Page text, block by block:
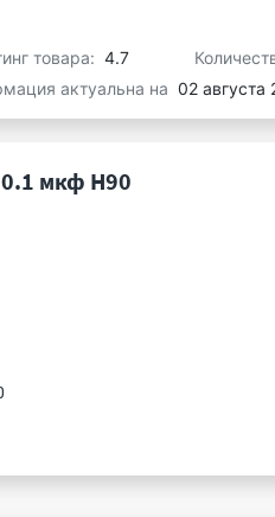
товара: 4.7
актуальна на 02 августа
мкф Н90